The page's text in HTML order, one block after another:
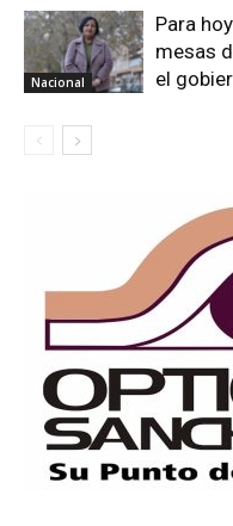
Nacional
Para
mesas
el